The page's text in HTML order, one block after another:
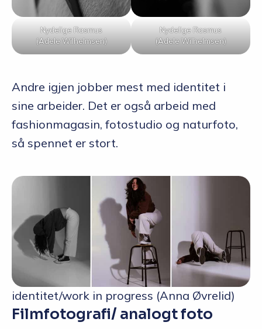
Nydelige Rasmus
(Adele Wilhelmsen)
Nydelige Rasmus
(Adele Wilhelmsen)
Andre igjen jobber mest med identitet i
sine arbeider. Det er også arbeid med
fashionmagasin, fotostudio og naturfoto,
så spennet er stort.
identitet/work in progress (Anna Øvrelid)
Filmfotografi/ analogt foto